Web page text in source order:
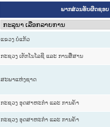
ພາກສ່ວນຮັບຜິດຊອບ
ແຂວງ ບໍ່ແກ້ວ
ກະຊວງ ເຕັກໂນໂລຊີ ແລະ ການສື່ສານ
ສະພາແຫ່ງຊາດ
ກະຊວງ ອຸດສາຫະກຳ ແລະ ການຄ້າ
ກະຊວງ ອຸດສາຫະກຳ ແລະ ການຄ້າ